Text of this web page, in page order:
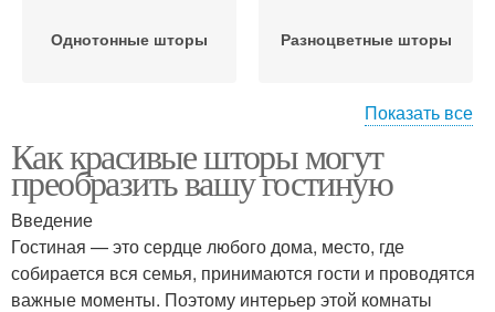
Однотонные шторы Разноцветные шторы
рисунком
Ткани для штор
Современные шторы Модные шторы
Показать все
Как красивые шторы могут
преобразить вашу гостиную
Введение
Гостиная — это сердце любого дома, место, где
собирается вся семья, принимаются гости и проводятся
важные моменты. Поэтому интерьер этой комнаты